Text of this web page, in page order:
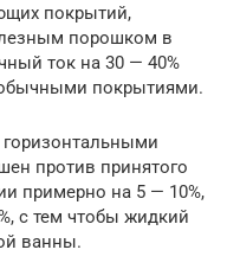
покрытий,
порошком в
ток на 30 — 40%
покрытиями.
против принятого
примерно на 5 — 10%,
с тем чтобы жидкий
ванны.